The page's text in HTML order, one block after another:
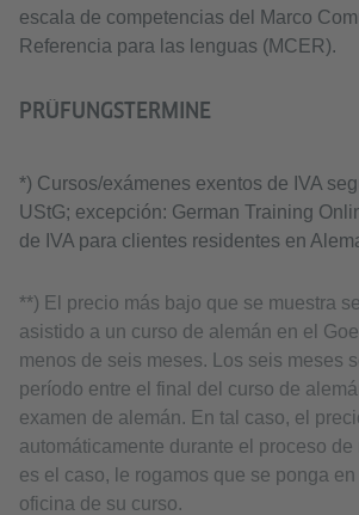
escala de competencias del Marco
Referencia para las lenguas (MCER).
PRÜFUNGSTERMINE
*) Cursos/exámenes exentos de IVA
UStG; excepción: German Training
de IVA para clientes residentes en
**) El precio más bajo que se muestra
asistido a un curso de alemán en el
menos de seis meses. Los seis meses
período entre el final del curso de
examen de alemán. En tal caso, el
automáticamente durante el proceso de
es el caso, le rogamos que se ponga
oficina de su curso.